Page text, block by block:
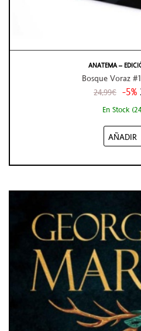
ANATEMA –
Bosque Voraz
24,99€ -5%
En Stock
AÑADIR